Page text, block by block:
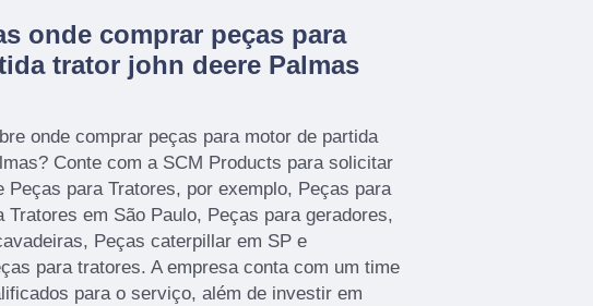
onde comprar peças para
trator john deere Palmas
onde comprar peças para motor de partida
Conte com a SCM Products para solicitar
Peças para Tratores, por exemplo, Peças para
Tratores em São Paulo, Peças para geradores,
Peças caterpillar em SP e
para tratores. A empresa conta com um time
para o serviço, além de investir em